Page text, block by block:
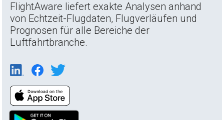
FlightAware liefert exakte Analysen anhand
von Echtzeit-Flugdaten, Flugverläufen und
Prognosen für alle Bereiche der
Luftfahrtbranche.